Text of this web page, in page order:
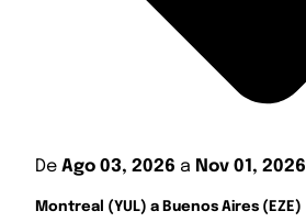
De Ago 03, 2026 a Nov 01, 2026
Montreal (YUL) a Buenos Aires (EZE)